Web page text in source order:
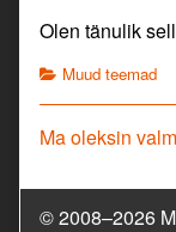
Olen tänulik
Categories
Muud teemad
Previous
Ma oleksin
© 2008–2026